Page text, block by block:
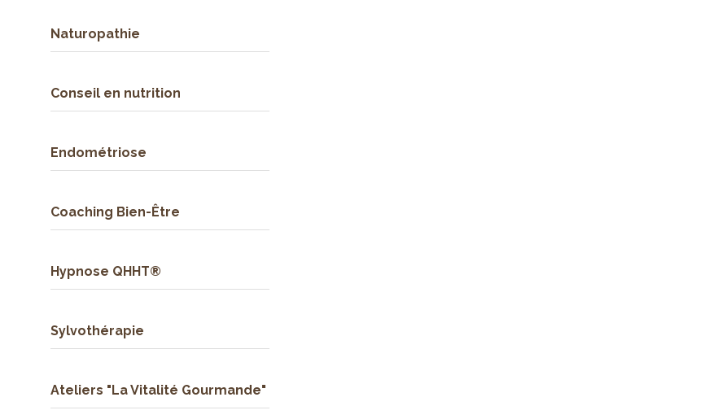
Naturopathie
Conseil en nutrition
Endométriose
Coaching Bien-Être
Hypnose QHHT®
Sylvothérapie
Ateliers "La Vitalité Gourmande"